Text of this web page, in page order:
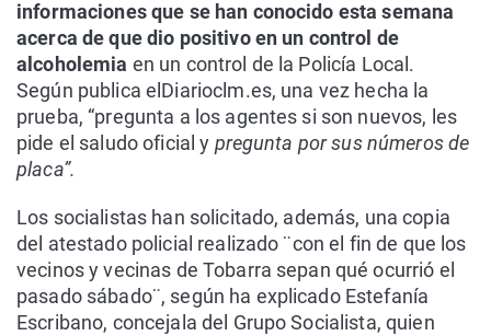
informaciones que se han conocido esta semana
acerca de que dio positivo en un control de
alcoholemia en un control de la Policía Local.
Según publica elDiarioclm.es, una vez hecha la
prueba, “pregunta a los agentes si son nuevos, les
pide el saludo oficial y pregunta por sus números de
placa”.
Los socialistas han solicitado, además, una copia
del atestado policial realizado ¨con el fin de que los
vecinos y vecinas de Tobarra sepan qué ocurrió el
pasado sábado¨, según ha explicado Estefanía
Escribano, concejala del Grupo Socialista, quien